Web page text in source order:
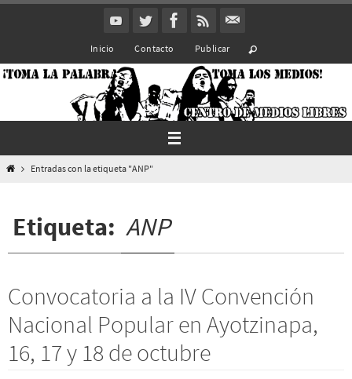
Inicio Contacto Publicar
InicioEntradas con la etiqueta "ANP"
Etiqueta: ANP
Convocatoria a la IV Convención
Nacional Popular en Ayotzinapa,
16, 17 y 18 de octubre